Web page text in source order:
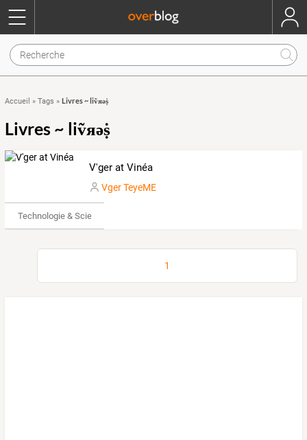
Accueil » Tags » Livres ~ liṽяәṩ
Livres ~ liṽяәṩ
V'ger at Vinéa
Vger TeyeME
Technologie & Science
1